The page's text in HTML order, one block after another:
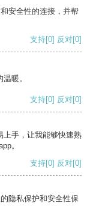
安全性的连接，并帮
支持[0] 反对[0]
暖。
支持[0] 反对[0]
上手，让我能够快速熟
。
支持[0] 反对[0]
隐私保护和安全性保